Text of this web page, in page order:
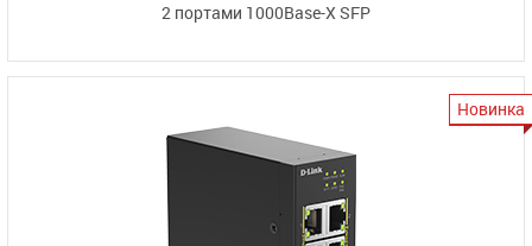
2 портами 1000Base-X SFP
Новинка